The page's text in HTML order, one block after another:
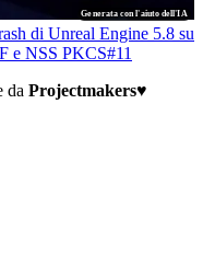
Generata con l'aiuto dell'IA
di Unreal Engine 5.8 su
e NSS PKCS#11
da Projectmakers♥